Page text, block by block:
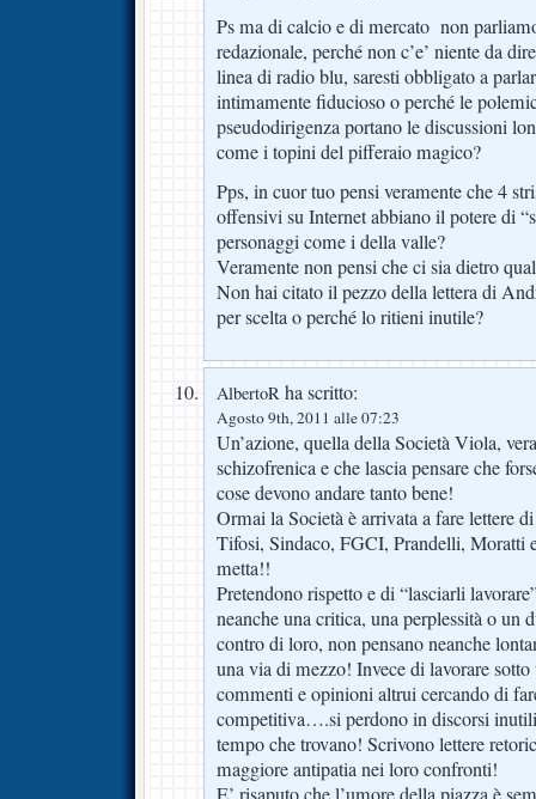
Ps ma di calcio e di mercato non
redazionale, perché non c’e’ niente da
linea di radio blu, saresti obbligato a
intimamente fiducioso o perché le
pseudodirigenza portano le discussioni
come i topini del pifferaio magico?
Pps, in cuor tuo pensi veramente che 4
offensivi su Internet abbiano il potere di
personaggi come i della valle?
Veramente non pensi che ci sia dietro
Non hai citato il pezzo della lettera di
per scelta o perché lo ritieni inutile?
AlbertoR ha scritto:
Agosto 9th, 2011 alle 07:23
Un’azione, quella della Società Viola,
schizofrenica e che lascia pensare che
cose devono andare tanto bene!
Ormai la Società è arrivata a fare lettere
Tifosi, Sindaco, FGCI, Prandelli, Moratti
metta!!
Pretendono rispetto e di “lasciarli
neanche una critica, una perplessità o un
contro di loro, non pensano neanche
una via di mezzo! Invece di lavorare
commenti e opinioni altrui cercando di
competitiva….si perdono in discorsi
tempo che trovano! Scrivono lettere
maggiore antipatia nei loro confronti!